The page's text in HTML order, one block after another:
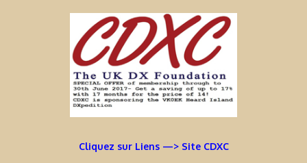
Cliquez sur Liens —> Site CDXC